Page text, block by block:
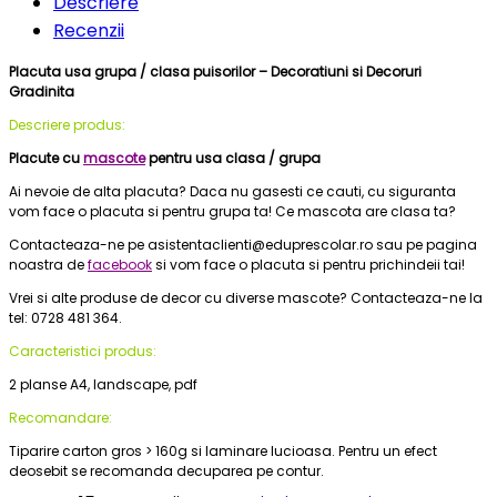
Recenzii
Placuta usa grupa / clasa puisorilor – Decoratiuni si Decoruri
Gradinita
Descriere produs:
Placute cumascotepentru usa clasa / grupa
Ai nevoie de alta placuta? Daca nu gasesti ce cauti, cu siguranta
vom face o placuta si pentru grupa ta! Ce mascota are clasa ta?
Contacteaza-ne pe asistentaclienti@eduprescolar.ro sau pe pagina
noastra defacebooksi vom face o placuta si pentru prichindeii tai!
Vrei si alte produse de decor cu diverse mascote? Contacteaza-ne la
tel: 0728 481 364.
Caracteristici produs:
2 planse A4, landscape, pdf
Recomandare:
Tiparire carton gros > 160g si laminare lucioasa. Pentru un efect
deosebit se recomanda decuparea pe contur.